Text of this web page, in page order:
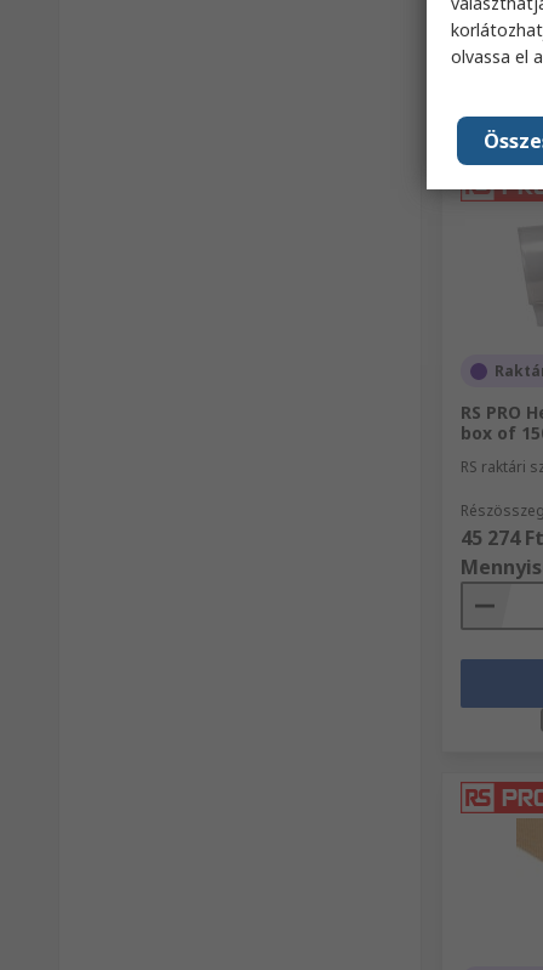
RS PRO
box of
RS raktári
45 274 Ft
olvassa el a